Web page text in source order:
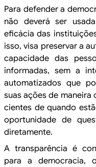
Para defendera
não deverá ser
eficácia das
isso, visa preservar a
capacidade das
informadas, sem a
automatizados que
suas ações de maneira
cientes de quando
oportunidade de
diretamente.
A transparência é
para a democracia,